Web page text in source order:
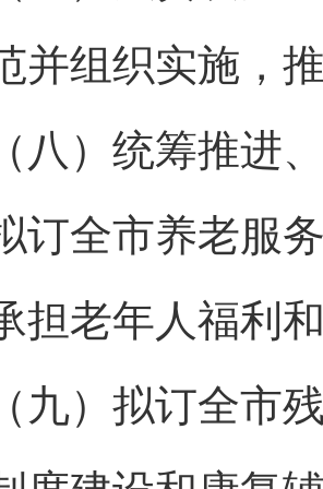
并组织实施，
）统筹推进、
订全市养老服
担老年人福利
）拟订全市残